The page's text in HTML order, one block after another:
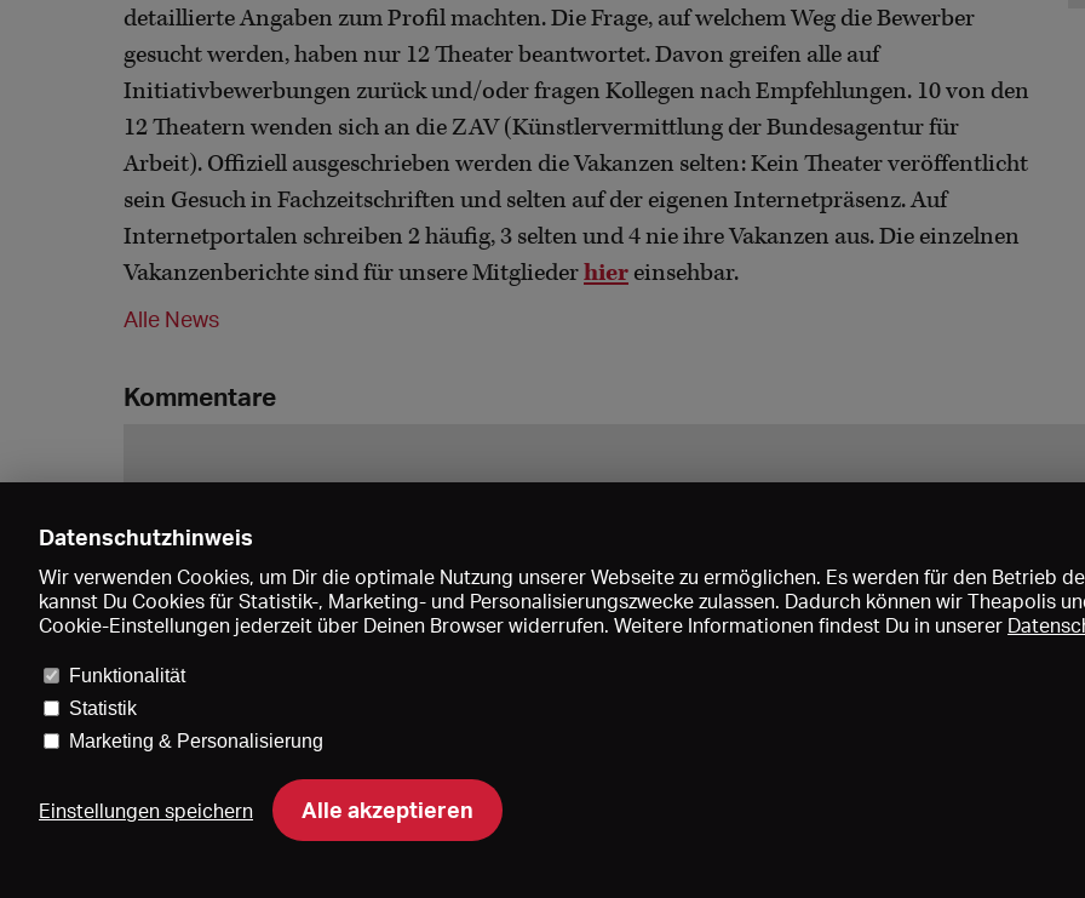
detaillierte Angaben zum Profil machten. Die Frage, auf welchem Weg die Bewerber
gesucht werden, haben nur 12 Theater beantwortet. Davon greifen alle auf
Initiativbewerbungen zurück und/oder fragen Kollegen nach Empfehlungen. 10 von den
12 Theatern wenden sich an die ZAV (Künstlervermittlung der Bundesagentur für
Arbeit). Offiziell ausgeschrieben werden die Vakanzen selten: Kein Theater veröffentlicht
sein Gesuch in Fachzeitschriften und selten auf der eigenen Internetpräsenz. Auf
Internetportalen schreiben 2 häufig, 3 selten und 4 nie ihre Vakanzen aus. Die einzelnen
Vakanzenberichte sind für unsere Mitgliederhier einsehbar.
Alle News
Kommentare
Datenschutzhinweis
Wir verwenden Cookies, um Dir die optimale Nutzung unserer Webseite zu ermöglichen. Es werden für den Betrieb
kannst Du Cookies für Statistik-, Marketing- und Personalisierungszwecke zulassen. Dadurch können wir Theapolis
Cookie-Einstellungen jederzeit über Deinen Browser widerrufen. Weitere Informationen findest Du in unserer
Funktionalität
Statistik
Marketing & Personalisierung
Einstellungen speichern Alle akzeptieren